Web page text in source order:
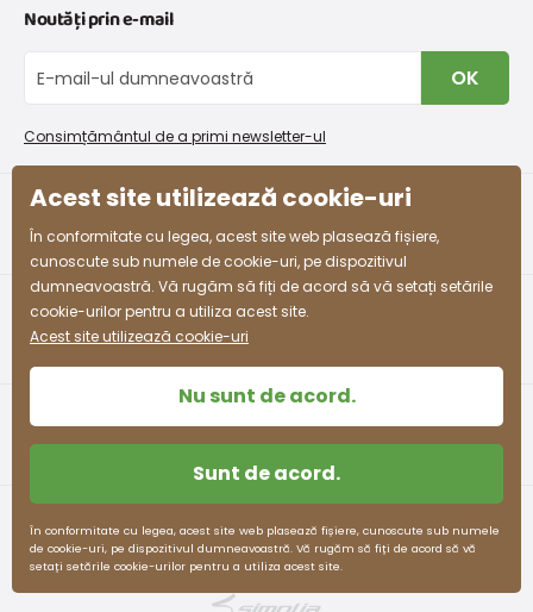
Retururi și reclamații
Schimb sau returnare gratuită
Procedura de reclamații
Despre noi
Program de afiliere
Colectarea bunurilor
Noutăți prin e-mail
OK
Consimțământul de a primi newsletter-ul
pidilidi.cz © 2026. WebdesignLitvanyi.sk .
Acest site utilizează cookie-uri
În conformitate cu legea, acest site web plasează fișiere,
cunoscute sub numele de cookie-uri, pe dispozitivul
dumneavoastră. Vă rugăm să fiți de acord să vă setați setările
cookie-urilor pentru a utiliza acest site.
Acest site utilizează cookie-uri
Nu sunt de acord.
Sunt de acord.
În conformitate cu legea, acest site web plasează fișiere, cunoscute sub numele
de cookie-uri, pe dispozitivul dumneavoastră. Vă rugăm să fiți de acord să vă
setați setările cookie-urilor pentru a utiliza acest site.